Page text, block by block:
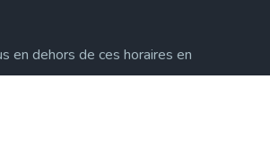
en dehors de ces horaires en